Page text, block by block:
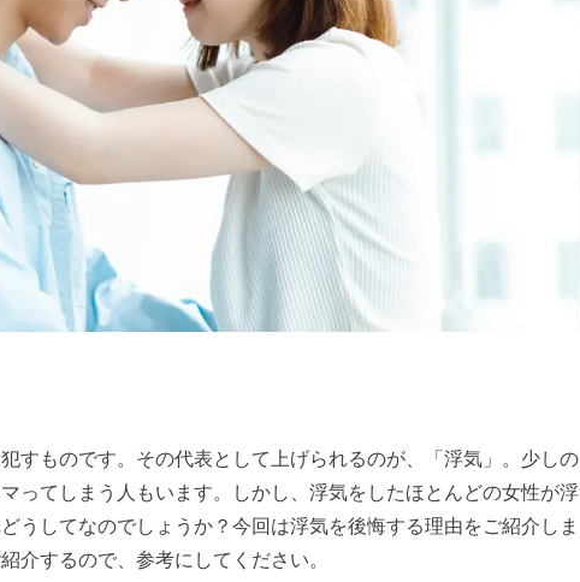
すものです。その代表として上げられるのが、「浮気」。少しの
ってしまう人もいます。しかし、浮気をしたほとんどの女性が浮
うしてなのでしょうか？今回は浮気を後悔する理由をご紹介しま
介するので、参考にしてください。